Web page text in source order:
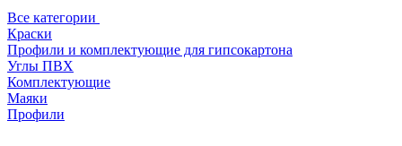
Все категории
Краски
Профили и комплектующие для гипсокартона
Углы ПВХ
Комплектующие
Маяки
Профили